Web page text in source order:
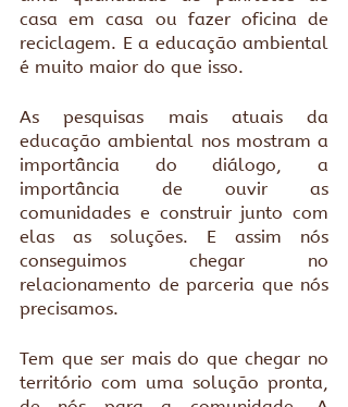
casa em casa ou fazer oficina de
reciclagem. E a educação ambiental
é muito maior do que isso.
As pesquisas mais atuais da
educação ambiental nos mostram a
importância do diálogo, a
importância de ouvir as
comunidades e construir junto com
elas as soluções. E assim nós
conseguimos chegar no
relacionamento de parceria que nós
precisamos.
Tem que ser mais do que chegar no
território com uma solução pronta,